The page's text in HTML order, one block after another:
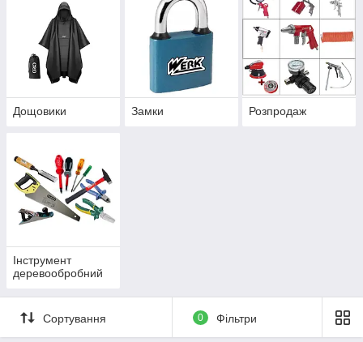
Дощовики Замки Розпродаж
Інструмент
деревообробний
Сортування 0 Фільтри